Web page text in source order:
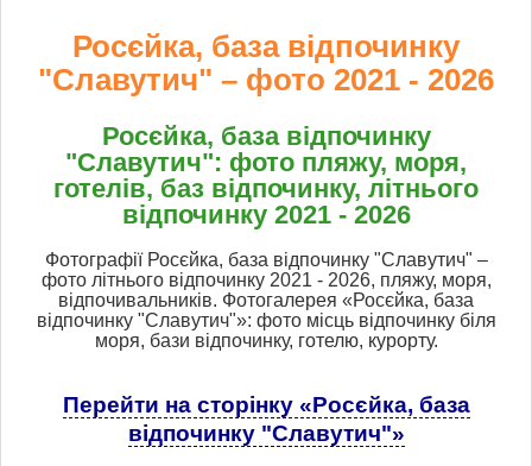
Росєйка, база відпочинку
"Славутич" – фото 2021 - 2026
Росєйка, база відпочинку
"Славутич": фото пляжу, моря,
готелів, баз відпочинку, літнього
відпочинку 2021 - 2026
Фотографії Росєйка, база відпочинку "Славутич" –
фото літнього відпочинку 2021 - 2026, пляжу, моря,
відпочивальників. Фотогалерея «Росєйка, база
відпочинку "Славутич"»: фото місць відпочинку біля
моря, бази відпочинку, готелю, курорту.
Перейти на сторінку «Росєйка, база
відпочинку "Славутич"»